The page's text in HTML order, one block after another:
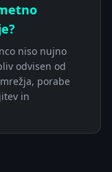
niso nujno
odvisen od
porabe
in